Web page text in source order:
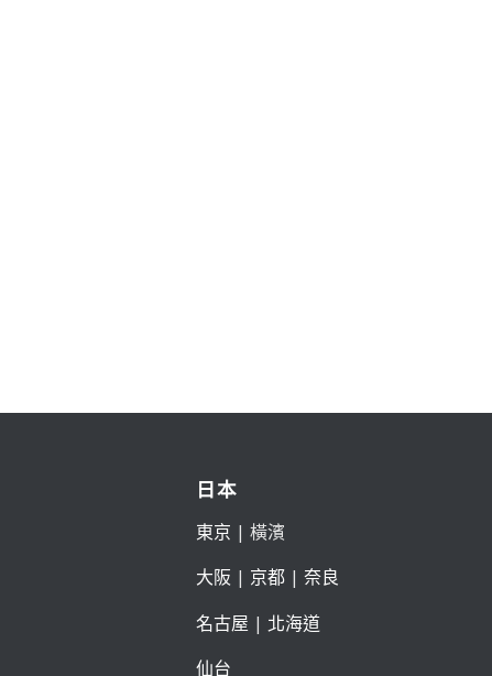
日本
東京 | 橫濱
大阪 | 京都| 奈良
名古屋 | 北海道
仙台